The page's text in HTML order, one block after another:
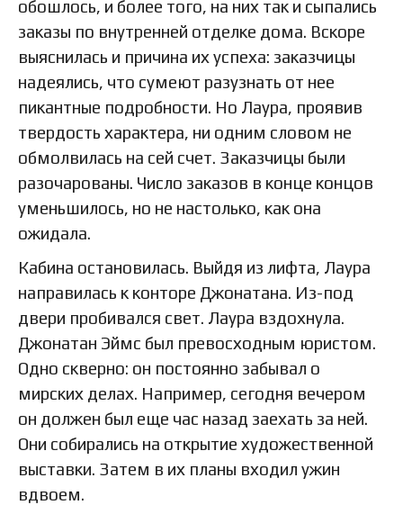
обошлось, и более того, на них так и сыпались
заказы по внутренней отделке дома. Вскоре
выяснилась и причина их успеха: заказчицы
надеялись, что сумеют разузнать от нее
пикантные подробности. Но Лаура, проявив
твердость характера, ни одним словом не
обмолвилась на сей счет. Заказчицы были
разочарованы. Число заказов в конце концов
уменьшилось, но не настолько, как она
ожидала.
Кабина остановилась. Выйдя из лифта, Лаура
направилась к конторе Джонатана. Из-под
двери пробивался свет. Лаура вздохнула.
Джонатан Эймс был превосходным юристом.
Одно скверно: он постоянно забывал о
мирских делах. Например, сегодня вечером
он должен был еще час назад заехать за ней.
Они собирались на открытие художественной
выставки. Затем в их планы входил ужин
вдвоем.